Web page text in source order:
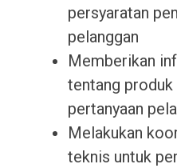
persyaratan
pelanggan
Memberikan
tentang produk
pertanyaan
Melakukan
teknis untuk